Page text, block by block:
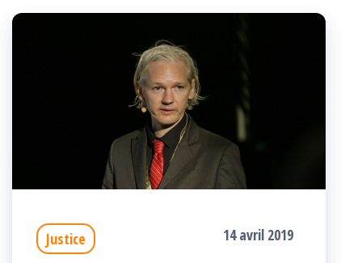
Justice 14 avril 2019